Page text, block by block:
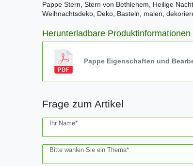
Pappe Stern, Stern von Bethlehem, Heilige
Weihnachtsdeko, Deko, Basteln, malen,
Herunterladbare Produktinformationen
Pappe Eigenschaften und
Frage zum Artikel
Ihr Name*
Bitte wählen Sie ein Thema*
Ceres::Template.mailFormHoneypotLabel